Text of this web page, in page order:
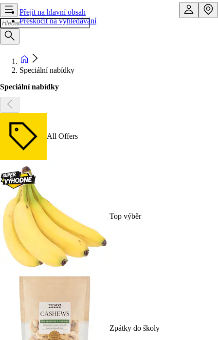
Přejít na hlavní obsah
Přeskočit na vyhledávání
Speciální nabídky
Speciální nabídky
All Offers
Top výběr
Zpátky do školy